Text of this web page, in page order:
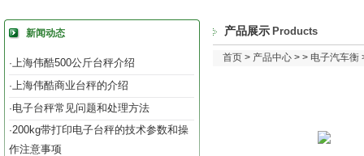
新闻动态
·上海伟酷500公斤台秤介绍
·上海伟酷商业台秤的介绍
·电子台秤常见问题和处理方法
·200kg带打印电子台秤的技术参数和操
作注意事项
产品展示 Products
首页 > 产品中心 > > 电子汽车衡